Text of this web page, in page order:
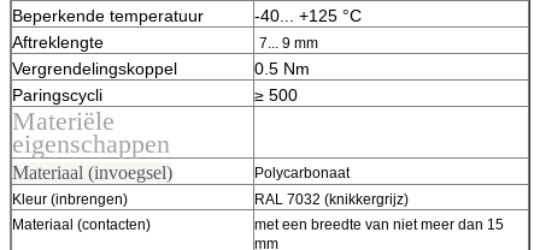
Beperkende temperatuur
-40... +125 °C
Aftreklengte
7... 9 mm
Vergrendelingskoppel
0.5 Nm
Paringscycli
≥ 500
Materiële
eigenschappen
Materiaal (invoegsel)
Polycarbonaat
Kleur (inbrengen)
RAL 7032 (knikkergrijz)
Materiaal (contacten)
met een breedte van niet meer dan 15
mm